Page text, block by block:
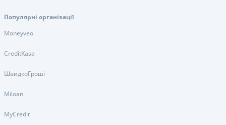
Популярні організації
Moneyveo
CreditKasa
ШвидкоГроші
Miloan
MyCredit